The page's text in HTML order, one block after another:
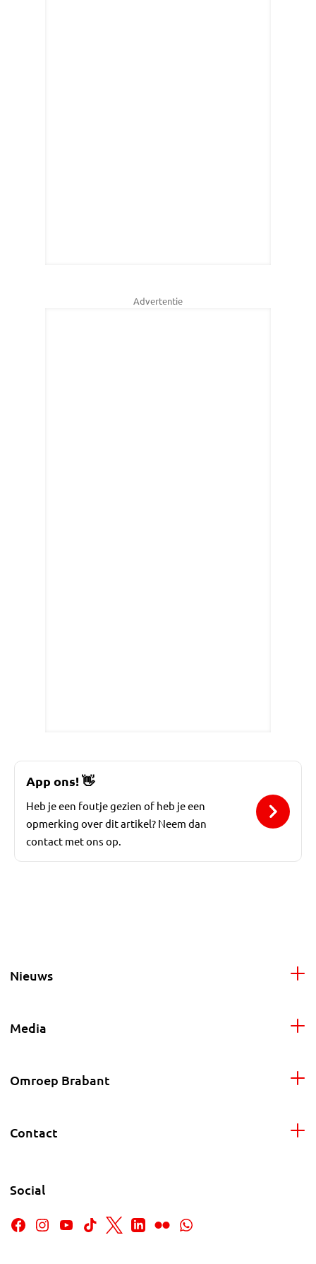
Advertentie
App ons!👋
Heb je een foutje gezien of heb je een
opmerking over dit artikel? Neem dan
contact met ons op.
Nieuws
Media
Omroep Brabant
Contact
Social